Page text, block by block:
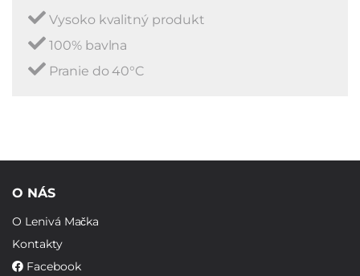
Vysoko kvalitný produkt
100% bavlna
Pranie do 40°C
O NÁS
O Lenivá Mačka
Kontakty
Facebook